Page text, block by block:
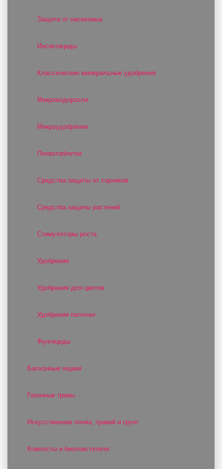
Защита от насекомых
Инсектициды
Классические минеральные удобрения
Микроводоросли
Микроудобрения
Почвотаблетки
Средства защиты от сорняков
Средства защиты растений
Стимуляторы роста
Удобрения
Удобрения для цветов
Удобрения палочки
Фунгициды
Балконные ящики
Газонные травы
Искусственная почва, гравий и грунт
Компосты и биоочистители